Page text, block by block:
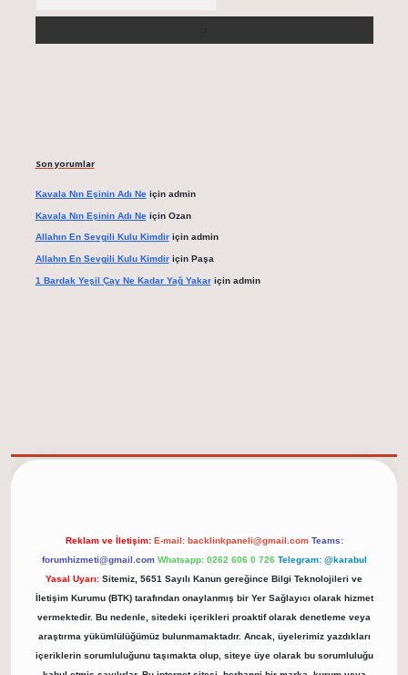
Son yorumlar
Kavala Nın Eşinin Adı Neiçin admin
Kavala Nın Eşinin Adı Neiçin Ozan
Allahın En Sevgili Kulu Kimdiriçin admin
Allahın En Sevgili Kulu Kimdiriçin Paşa
1 Bardak Yeşil Çay Ne Kadar Yağ Yakariçin admin
Reklam ve İletişim: E-mail: backlinkpaneli@gmail.com Teams:
forumhizmeti@gmail.com Whatsapp: 0262 606 0 726 Telegram: @karabul
Yasal Uyarı: Sitemiz, 5651 Sayılı Kanun gereğince Bilgi Teknolojileri ve
İletişim Kurumu (BTK) tarafından onaylanmış bir Yer Sağlayıcı olarak hizmet
vermektedir. Bu nedenle, sitedeki içerikleri proaktif olarak denetleme veya
araştırma yükümlülüğümüz bulunmamaktadır. Ancak, üyelerimiz yazdıkları
içeriklerin sorumluluğunu taşımakta olup, siteye üye olarak bu sorumluluğu